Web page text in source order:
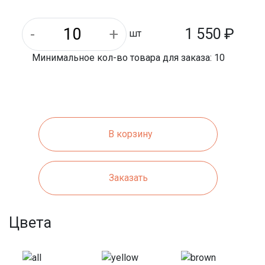
шт 1 550 ₽
Минимальное кол-во товара для заказа: 10
В корзину
Заказать
Цвета